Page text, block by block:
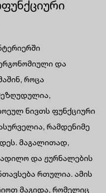
და
როცა
ნივთს ფუნქციური
რამდენიმე
მაგალითად,
და ჟურნალების
რთულია. ამის
მაგიდა, რომელიც